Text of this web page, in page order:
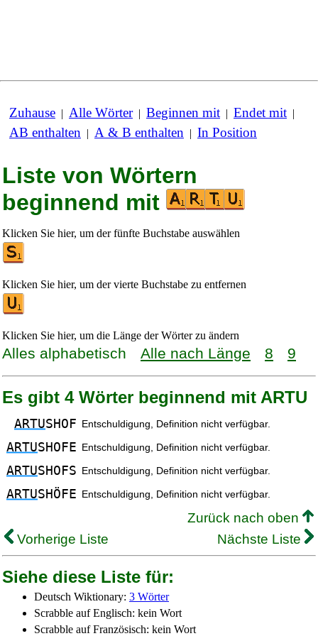
Zuhause | Alle Wörter| Beginnen mit | Endet mit |
AB enthalten | A & B enthalten | In Position
Liste von Wörtern
beginnend mit
Klicken Sie hier, um der fünfte Buchstabe auswählen
Klicken Sie hier, um der vierte Buchstabe zu entfernen
Klicken Sie hier, um die Länge der Wörter zu ändern
Alles alphabetisch Alle nach Länge 8 9
Es gibt 4 Wörter beginnend mit ARTU
ARTUSHOF Entschuldigung, Definition nicht verfügbar.
ARTUSHOFE Entschuldigung, Definition nicht verfügbar.
ARTUSHOFS Entschuldigung, Definition nicht verfügbar.
ARTUSHÖFE Entschuldigung, Definition nicht verfügbar.
Zurück nach oben
Vorherige Liste
Nächste Liste
Siehe diese Liste für:
Deutsch Wiktionary: 3 Wörter
Scrabble auf Englisch: kein Wort
Scrabble auf Französisch: kein Wort